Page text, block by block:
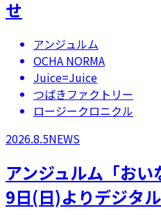
せ
アンジュルム
OCHA NORMA
Juice=Juice
つばきファクトリー
ロージークロニクル
2026.8.5NEWS
アンジュルム「お
9日(日)よりデジタ